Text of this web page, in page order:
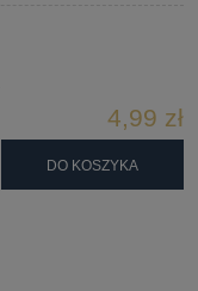
4,99 zł
DO KOSZYKA